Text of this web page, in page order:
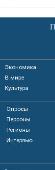
Экономика
В мире
Культура
Опросы
Персоны
Регионы
Интервью